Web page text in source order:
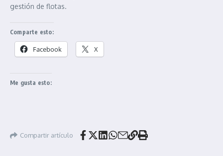
gestión de flotas.
Comparte esto:
Facebook X
Me gusta esto:
Compartir artículo